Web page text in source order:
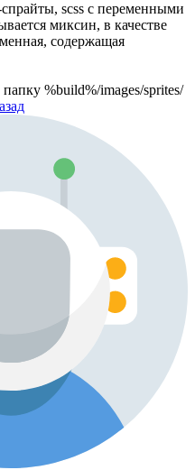
scss с переменными
миксин, в качестве
содержащая
%build%/images/sprites/